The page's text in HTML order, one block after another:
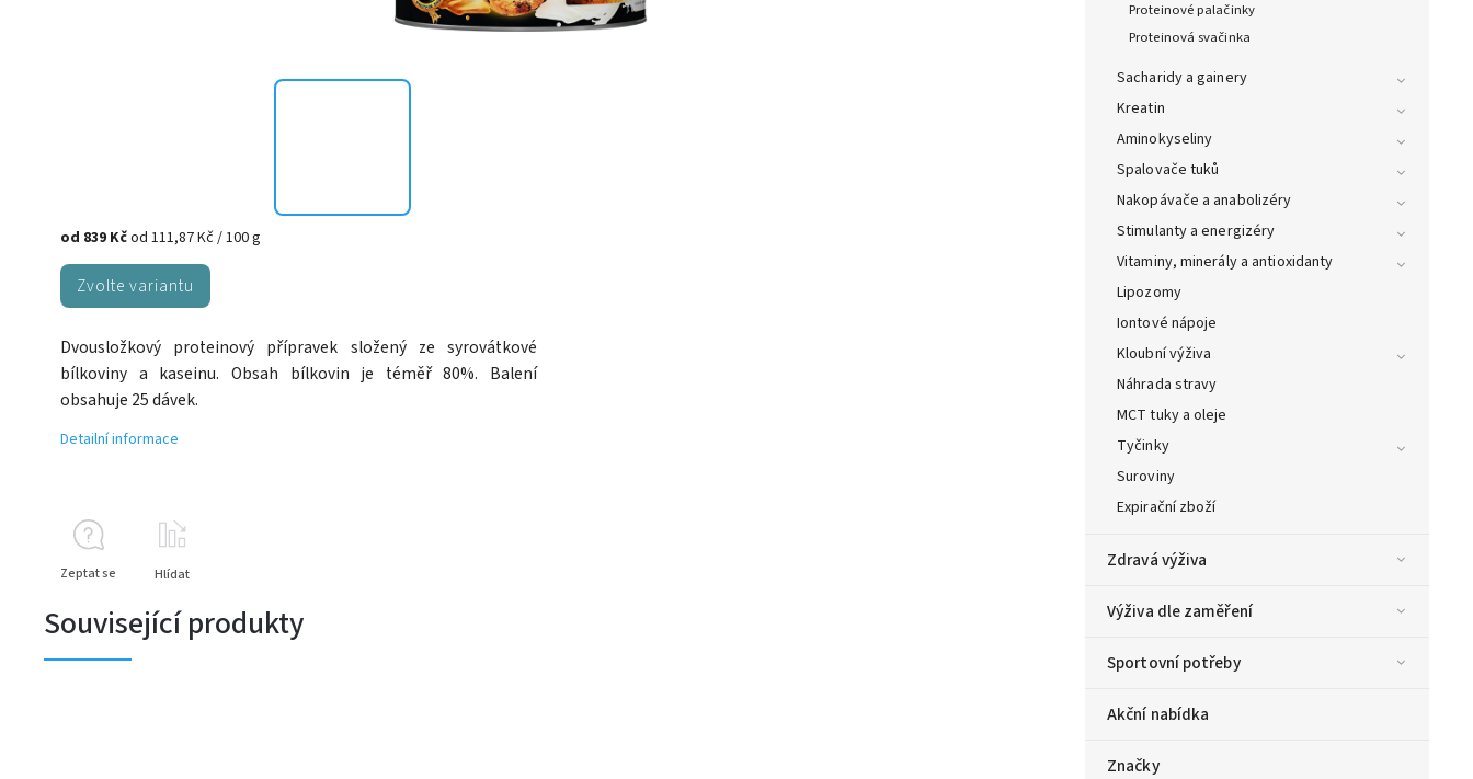
Proteinové palačinky
Proteinová svačinka
Sacharidy a gainery
Kreatin
Aminokyseliny
Spalovače tuků
Nakopávače a anabolizéry
Stimulanty a energizéry
Vitaminy, minerály a antioxidanty
Lipozomy
Iontové nápoje
Kloubní výživa
Náhrada stravy
MCT tuky a oleje
Tyčinky
Suroviny
Expirační zboží
Zdravá výživa
Výživa dle zaměření
Sportovní potřeby
Akční nabídka
Značky
od 839 Kčod 111,87 Kč / 100 g
Zvolte variantu
Dvousložkový proteinový přípravek složený ze syrovátkové
bílkoviny a kaseinu. Obsah bílkovin je téměř 80%. Balení
obsahuje 25 dávek.
Detailní informace
Zeptat se Hlídat
Související produkty